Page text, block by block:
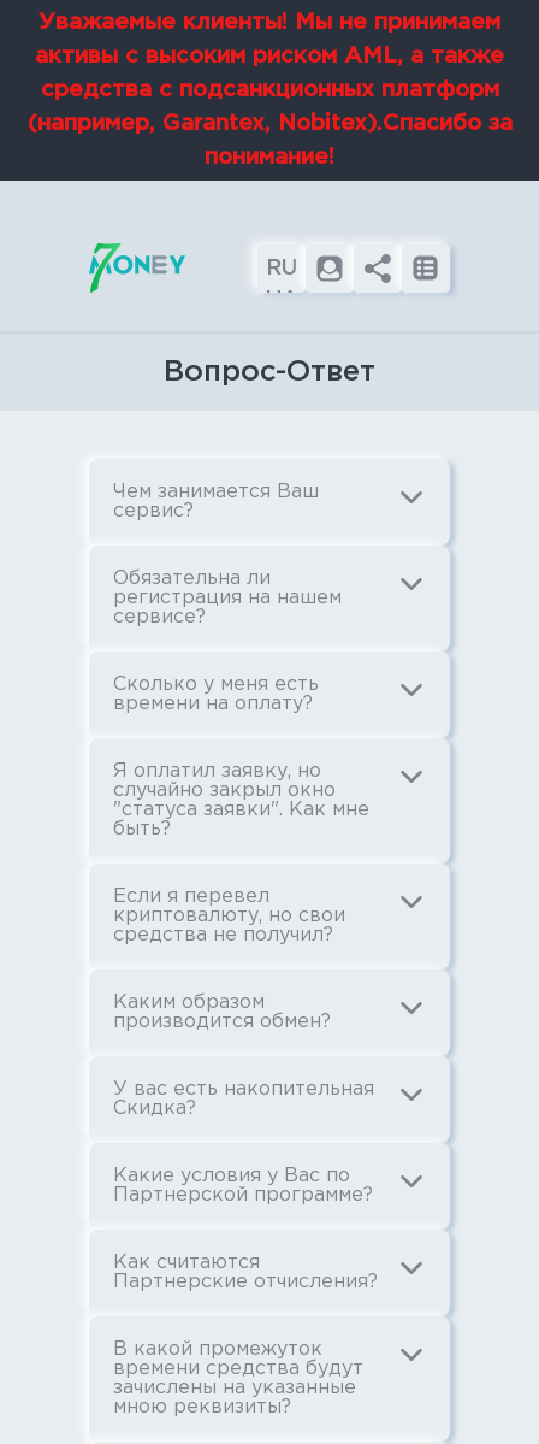
Уважаемые клиенты! Мы не принимаем
активы с высоким риском AML, а также
средства с подсанкционных платформ
(например, Garantex, Nobitex).Спасибо за
понимание!
RU
Вопрос-Ответ
Чем занимается Ваш
сервис?
Обязательна ли
регистрация на нашем
сервисе?
Сколько у меня есть
времени на оплату?
Я оплатил заявку, но
случайно закрыл окно
"статуса заявки". Как мне
быть?
Если я перевел
криптовалюту, но свои
средства не получил?
Каким образом
производится обмен?
У вас есть накопительная
Скидка?
Какие условия у Вас по
Партнерской программе?
Как считаются
Партнерские отчисления?
В какой промежуток
времени средства будут
зачислены на указанные
мною реквизиты?